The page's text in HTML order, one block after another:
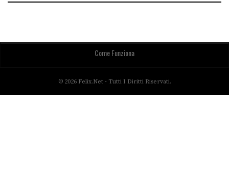
Come Funziona
© 2026 Felix.net - Tutti I Diritti Riservati.